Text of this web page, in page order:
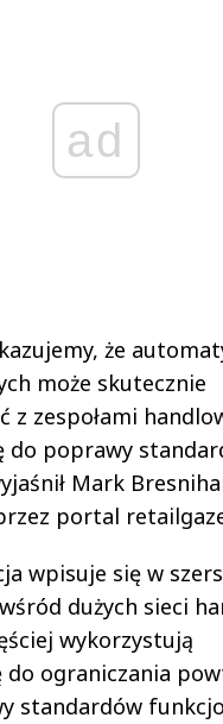
ad
że
może skutecznie
z zespołami
do poprawy
Mark
portal
wpisuje się w
dużych sieci
wykorzystują
do ograniczania
standardów